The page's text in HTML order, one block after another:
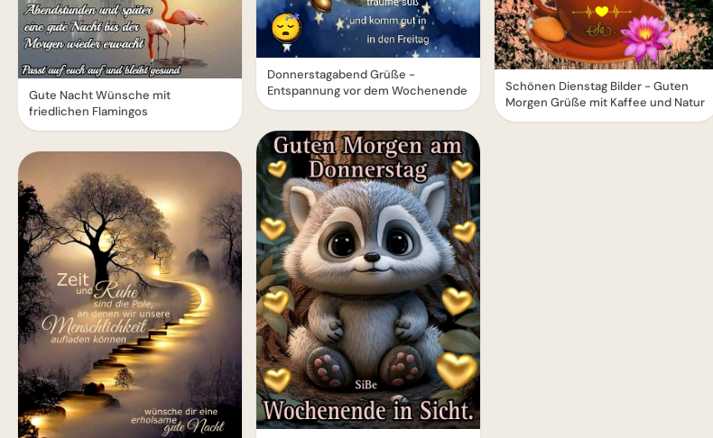
Gute Nacht Wünsche mit
friedlichen Flamingos
Donnerstagabend Grüße -
Entspannung vor dem Wochenende
Schönen Dienstag Bilder - Guten
Morgen Grüße mit Kaffee und Natur